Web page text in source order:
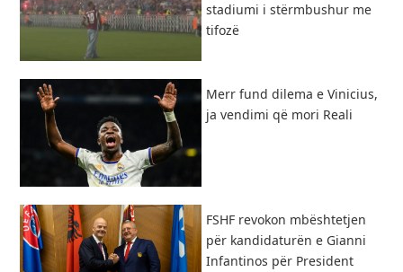
stadiumi i stërmbushur me
tifozë
Merr fund dilema e Vinicius,
ja vendimi që mori Reali
FSHF revokon mbështetjen
për kandidaturën e Gianni
Infantinos për President